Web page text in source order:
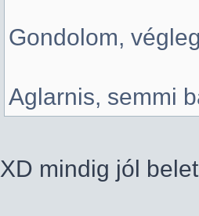
Gondolom,
Aglarnis, semmi
XD mindig jól